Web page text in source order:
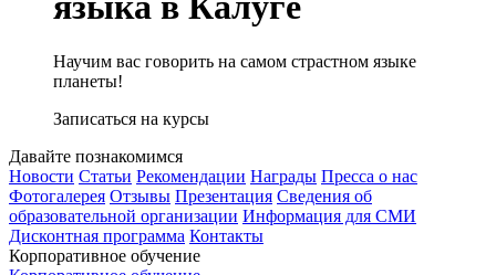
Научим вас говорить на самом страстном языке
планеты!
Записаться на курсы
Давайте познакомимся
Новости Статьи Рекомендации Награды Пресса о нас
Фотогалерея Отзывы Презентация Сведения об
образовательной организации Информация для СМИ
Дисконтная программа Контакты
Корпоративное обучение